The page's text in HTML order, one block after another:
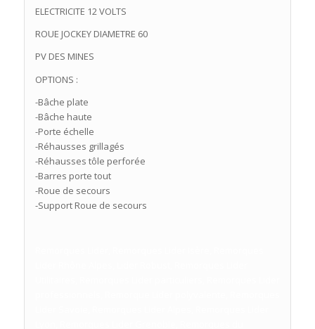
ELECTRICITE 12 VOLTS
ROUE JOCKEY DIAMETRE 60
PV DES MINES
OPTIONS :
-Bâche plate
-Bâche haute
-Porte échelle
-Réhausses grillagés
-Réhausses tôle perforée
-Barres porte tout
-Roue de secours
-Support Roue de secours